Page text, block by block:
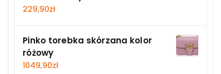
229,90zł
Pinko torebka skórzana kolor
różowy
1049,90zł